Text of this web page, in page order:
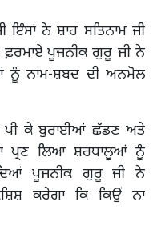
ਇੰਸਾਂ ਨੇ ਸ਼ਾਹ ਸਤਿਨਾਮ ਜੀ
ਫ਼ਰਮਾਏ ਪੂਜਨੀਕ ਗੁਰੂ ਜੀ ਨੇ
ਨੂੰ ਨਾਮ-ਸ਼ਬਦ ਦੀ ਅਨਮੋਲ
ਪੀ ਕੇ ਬੁਰਾਈਆਂ ਛੱਡਣ ਅਤੇ
ਪ੍ਰਣ ਲਿਆ ਸ਼ਰਧਾਲੂਆਂ ਨੂੰ
ਪੂਜਨੀਕ ਗੁਰੂ ਜੀ ਨੇ
ਕਰੇਗਾ ਕਿ ਕਿਉਂ ਨਾ